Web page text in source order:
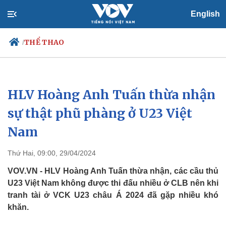
English
/THỂ THAO
Chính trị
Đảng
Tổ chức nhân sự
Quốc hội
Xã hội
Tin 24h
Dự báo thời tiết
HLV Hoàng Anh Tuấn thừa nhận
sự thật phũ phàng ở U23 Việt
Nam
Thứ Hai, 09:00, 29/04/2024
VOV.VN - HLV Hoàng Anh Tuấn thừa nhận, các cầu thủ
U23 Việt Nam không được thi đấu nhiều ở CLB nên khi
tranh tài ở VCK U23 châu Á 2024 đã gặp nhiều khó
khăn.